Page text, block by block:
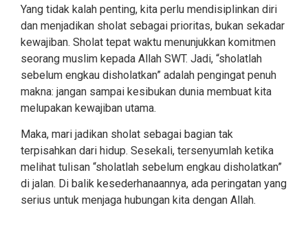
Yang tidak kalah penting, kita perlu mendisiplinkan diri
dan menjadikan sholat sebagai prioritas, bukan sekadar
kewajiban. Sholat tepat waktu menunjukkan komitmen
seorang muslim kepada Allah SWT. Jadi, “sholatlah
sebelum engkau disholatkan” adalah pengingat penuh
makna: jangan sampai kesibukan dunia membuat kita
melupakan kewajiban utama.
Maka, mari jadikan sholat sebagai bagian tak
terpisahkan dari hidup. Sesekali, tersenyumlah ketika
melihat tulisan “sholatlah sebelum engkau disholatkan”
di jalan. Di balik kesederhanaannya, ada peringatan yang
serius untuk menjaga hubungan kita dengan Allah.